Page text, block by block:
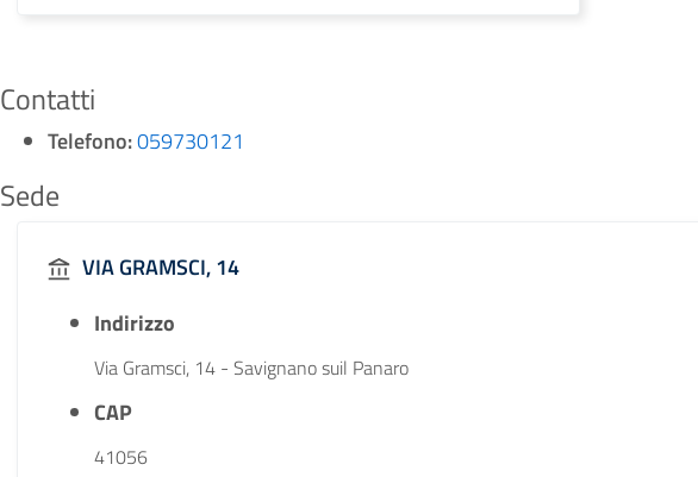
Contatti
Telefono:059730121
Sede
VIA GRAMSCI, 14
Indirizzo
Via Gramsci, 14 - Savignano suil Panaro
CAP
41056